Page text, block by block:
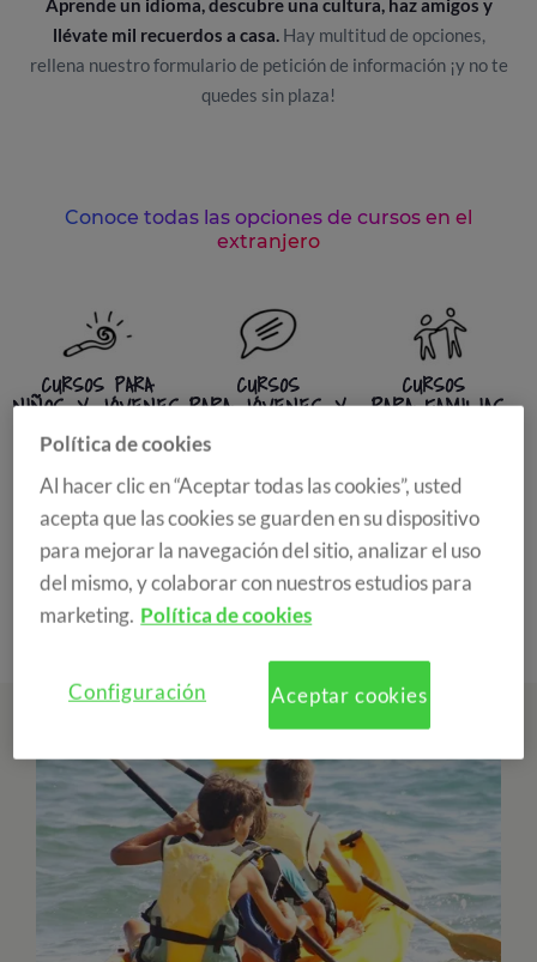
Aprende un idioma, descubre una cultura, haz amigos y
llévate mil recuerdos a casa. Hay multitud de opciones,
rellena nuestro formulario de petición de información ¡y no te
quedes sin plaza!
Conoce todas las opciones de cursos en el
extranjero
CURSOS PARA
NIÑOS Y JÓVENES
CURSOS
PARA JÓVENES Y
CURSOS
PARA FAMILIAS
AÑO O TRIMESTRE
ACADÉMICO
Política de cookies
Al hacer clic en “Aceptar todas las cookies”, usted
acepta que las cookies se guarden en su dispositivo
para mejorar la navegación del sitio, analizar el uso
del mismo, y colaborar con nuestros estudios para
marketing. Política de cookies
Aceptar cookies
Configuración